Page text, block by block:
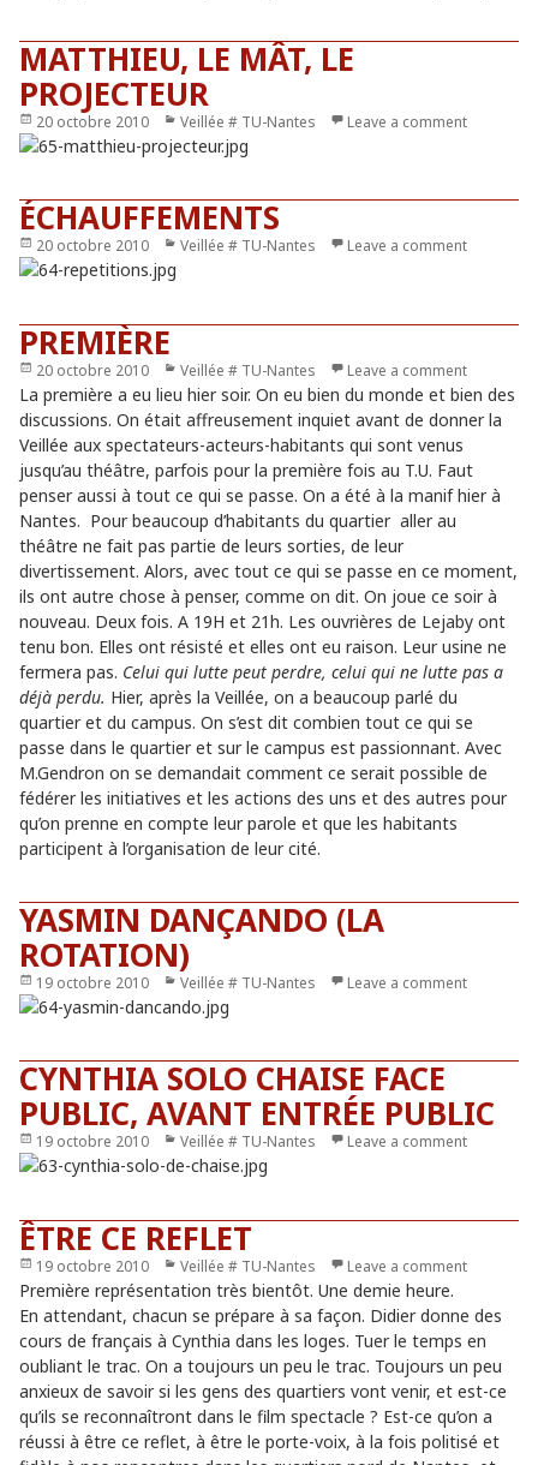
MATTHIEU, LE MÂT, LE
PROJECTEUR
Publié
le
20 octobre 2010 Catégories
Veillée # TU-Nantes Leave a comment
ÉCHAUFFEMENTS
Publié
le
20 octobre 2010 Catégories
Veillée # TU-Nantes Leave a comment
PREMIÈRE
Publié
le
20 octobre 2010 Catégories
Veillée # TU-Nantes Leave a comment
La première a eu lieu hier soir. On eu bien du monde et bien des
discussions. On était affreusement inquiet avant de donner la
Veillée aux spectateurs-acteurs-habitants qui sont venus
jusqu’au théâtre, parfois pour la première fois au T.U. Faut
penser aussi à tout ce qui se passe. On a été à la manif hier à
Nantes. Pour beaucoup d’habitants du quartier aller au
théâtre ne fait pas partie de leurs sorties, de leur
divertissement. Alors, avec tout ce qui se passe en ce moment,
ils ont autre chose à penser, comme on dit. On joue ce soir à
nouveau. Deux fois. A 19H et 21h. Les ouvrières de Lejaby ont
tenu bon. Elles ont résisté et elles ont eu raison. Leur usine ne
fermera pas. Celui qui lutte peut perdre, celui qui ne lutte pas a
déjà perdu. Hier, après la Veillée, on a beaucoup parlé du
quartier et du campus. On s’est dit combien tout ce qui se
passe dans le quartier et sur le campus est passionnant. Avec
M.Gendron on se demandait comment ce serait possible de
fédérer les initiatives et les actions des uns et des autres pour
qu’on prenne en compte leur parole et que les habitants
participent à l’organisation de leur cité.
YASMIN DANÇANDO (LA
ROTATION)
Publié
le
19 octobre 2010 Catégories
Veillée # TU-Nantes Leave a comment
CYNTHIA SOLO CHAISE FACE
PUBLIC, AVANT ENTRÉE PUBLIC
Publié
le
19 octobre 2010 Catégories
Veillée # TU-Nantes Leave a comment
ÊTRE CE REFLET
Publié
le
19 octobre 2010 Catégories
Veillée # TU-Nantes Leave a comment
Première représentation très bientôt. Une demie heure.
En attendant, chacun se prépare à sa façon. Didier donne des
cours de français à Cynthia dans les loges. Tuer le temps en
oubliant le trac. On a toujours un peu le trac. Toujours un peu
anxieux de savoir si les gens des quartiers vont venir, et est-ce
qu’ils se reconnaîtront dans le film spectacle ? Est-ce qu’on a
réussi à être ce reflet, à être le porte-voix, à la fois politisé et